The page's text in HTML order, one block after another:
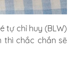
tự chỉ huy (BLW)
thì chắc chắn sẽ